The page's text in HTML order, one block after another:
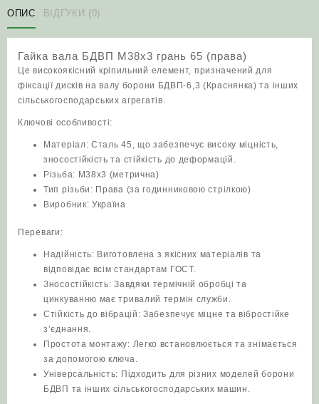
грань
65
кількість
ОПИС ВІДГУКИ (0)
Гайка вала БДВП М38х3 грань 65 (права)
Це високоякісний кріпильний елемент, призначений для
фіксації дисків на валу борони БДВП-6,3 (Краснянка) та інших
сільськогосподарських агрегатів.
Ключові особливості:
Матеріал: Сталь 45, що забезпечує високу міцність,
зносостійкість та стійкість до деформацій.
Різьба: М38х3 (метрична)
Тип різьби: Права (за годинниковою стрілкою)
Виробник: Україна
Переваги:
Надійність: Виготовлена з якісних матеріалів та
відповідає всім стандартам ГОСТ.
Зносостійкість: Завдяки термічній обробці та
цинкуванню має тривалий термін служби.
Стійкість до вібрацій: Забезпечує міцне та вібростійке
з’єднання.
Простота монтажу: Легко встановлюється та знімається
за допомогою ключа.
Універсальність: Підходить для різних моделей борони
БДВП та інших сільськогосподарських машин.